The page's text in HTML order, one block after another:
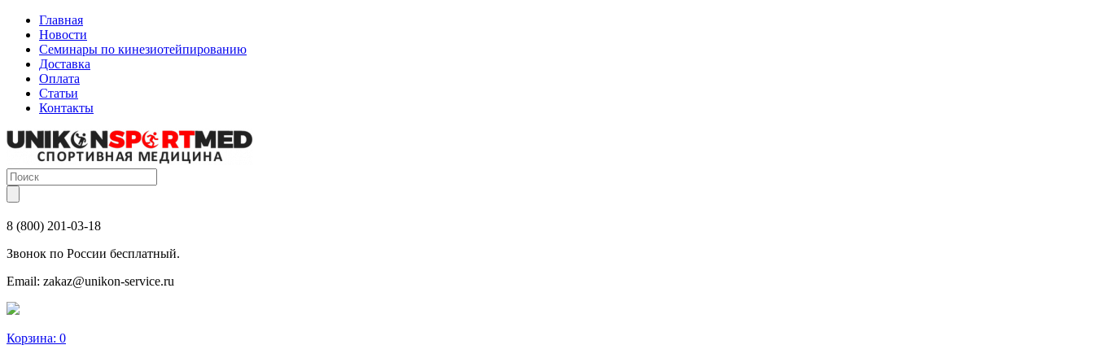
Главная
Новости
Семинары по кинезиотейпированию
Доставка
Оплата
Статьи
Контакты
8 (800) 201-03-18
Звонок по России бесплатный.
Email: zakaz@unikon-service.ru
Корзина: 0